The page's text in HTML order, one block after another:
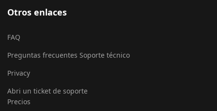
Otros enlaces
FAQ
Preguntas frecuentes Soporte técnico
Privacy
Abri un ticket de soporte
Precios